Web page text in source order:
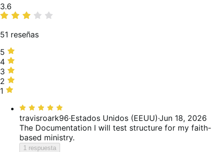
Promedio
de
3.6
51 reseñas
5
estrellas,
61 %
de
valoraciones
5
4
estrellas,
6 %
de
4
3
estrellas,
0 %
valoraciones
3
2
estrellas,
valoraciones
2
1
31 %
valoraciones
1
Valoración:
5
de
5
travisroark96·Estados Unidos (EEUU)·Jun 18, 2026
The Documentation I will test structure for my faith-
based ministry.
1 respuesta